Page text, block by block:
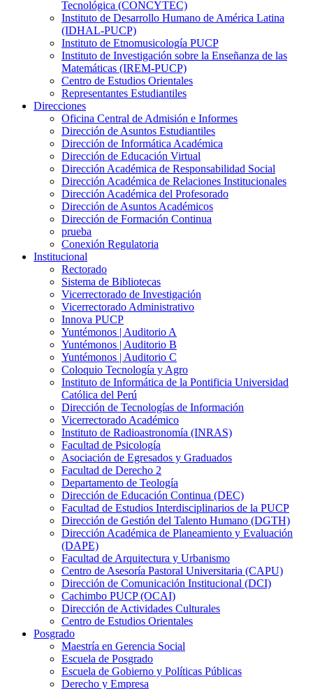
Tecnológica (CONCYTEC)
Instituto de Desarrollo Humano de América Latina
(IDHAL-PUCP)
Instituto de Etnomusicología PUCP
Instituto de Investigación sobre la Enseñanza de las
Matemáticas (IREM-PUCP)
Centro de Estudios Orientales
Representantes Estudiantiles
Direcciones
Oficina Central de Admisión e Informes
Dirección de Asuntos Estudiantiles
Dirección de Informática Académica
Dirección de Educación Virtual
Dirección Académica de Responsabilidad Social
Dirección Académica de Relaciones Institucionales
Dirección Académica del Profesorado
Dirección de Asuntos Académicos
Dirección de Formación Continua
prueba
Conexión Regulatoria
Institucional
Rectorado
Sistema de Bibliotecas
Vicerrectorado de Investigación
Vicerrectorado Administrativo
Innova PUCP
Yuntémonos | Auditorio A
Yuntémonos | Auditorio B
Yuntémonos | Auditorio C
Coloquio Tecnología y Agro
Instituto de Informática de la Pontificia Universidad
Católica del Perú
Dirección de Tecnologías de Información
Vicerrectorado Académico
Instituto de Radioastronomía (INRAS)
Facultad de Psicología
Asociación de Egresados y Graduados
Facultad de Derecho 2
Departamento de Teología
Dirección de Educación Continua (DEC)
Facultad de Estudios Interdisciplinarios de la PUCP
Dirección de Gestión del Talento Humano (DGTH)
Dirección Académica de Planeamiento y Evaluación
(DAPE)
Facultad de Arquitectura y Urbanismo
Centro de Asesoría Pastoral Universitaria (CAPU)
Dirección de Comunicación Institucional (DCI)
Cachimbo PUCP (OCAI)
Dirección de Actividades Culturales
Centro de Estudios Orientales
Posgrado
Maestría en Gerencia Social
Escuela de Posgrado
Escuela de Gobierno y Políticas Públicas
Derecho y Empresa